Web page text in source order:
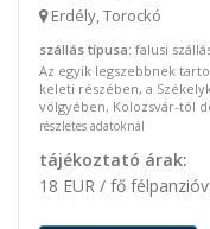
Erdély, Torockó
szállás típusa: falusi
Az egyik legszebbnek
keleti részében, a
völgyében, Kolozsvár-tól
részletes adatoknál
tájékoztató árak:
18 EUR / fő